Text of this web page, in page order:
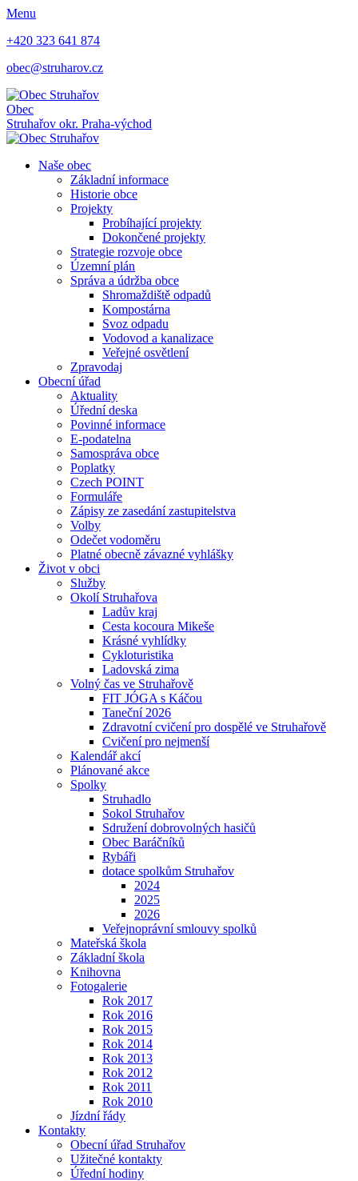
Menu
+420 323 641 874
obec@struharov.cz
Obec
Struhařov okr. Praha-východ
Naše obec
Základní informace
Historie obce
Projekty
Probíhající projekty
Dokončené projekty
Strategie rozvoje obce
Územní plán
Správa a údržba obce
Shromaždiště odpadů
Kompostárna
Svoz odpadu
Vodovod a kanalizace
Veřejné osvětlení
Zpravodaj
Obecní úřad
Aktuality
Úřední deska
Povinné informace
E-podatelna
Samospráva obce
Poplatky
Czech POINT
Formuláře
Zápisy ze zasedání zastupitelstva
Volby
Odečet vodoměru
Platné obecně závazné vyhlášky
Život v obci
Služby
Okolí Struhařova
Ladův kraj
Cesta kocoura Mikeše
Krásné vyhlídky
Cykloturistika
Ladovská zima
Volný čas ve Struhařově
FIT JÓGA s Káčou
Taneční 2026
Zdravotní cvičení pro dospělé ve Struhařově
Cvičení pro nejmenší
Kalendář akcí
Plánované akce
Spolky
Struhadlo
Sokol Struhařov
Sdružení dobrovolných hasičů
Obec Baráčníků
Rybáři
dotace spolkům Struhařov
2024
2025
2026
Veřejnoprávní smlouvy spolků
Mateřská škola
Základní škola
Knihovna
Fotogalerie
Rok 2017
Rok 2016
Rok 2015
Rok 2014
Rok 2013
Rok 2012
Rok 2011
Rok 2010
Jízdní řády
Kontakty
Obecní úřad Struhařov
Užitečné kontakty
Úřední hodiny